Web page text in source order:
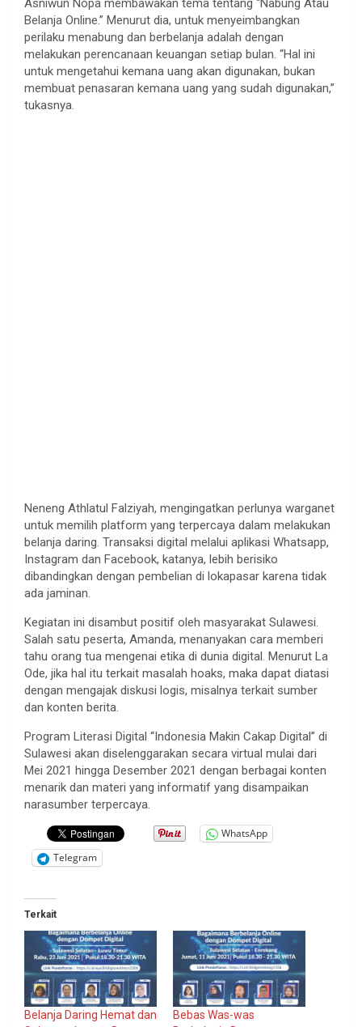
Asniwun Nopa membawakan tema tentang “Nabung Atau
Belanja Online.” Menurut dia, untuk menyeimbangkan
perilaku menabung dan berbelanja adalah dengan
melakukan perencanaan keuangan setiap bulan. “Hal ini
untuk mengetahui kemana uang akan digunakan, bukan
membuat penasaran kemana uang yang sudah digunakan,”
tukasnya.
Neneng Athlatul Falziyah, mengingatkan perlunya warganet
untuk memilih platform yang terpercaya dalam melakukan
belanja daring. Transaksi digital melalui aplikasi Whatsapp,
Instagram dan Facebook, katanya, lebih berisiko
dibandingkan dengan pembelian di lokapasar karena tidak
ada jaminan.
Kegiatan ini disambut positif oleh masyarakat Sulawesi.
Salah satu peserta, Amanda, menanyakan cara memberi
tahu orang tua mengenai etika di dunia digital. Menurut La
Ode, jika hal itu terkait masalah hoaks, maka dapat diatasi
dengan mengajak diskusi logis, misalnya terkait sumber
dan konten berita.
Program Literasi Digital “Indonesia Makin Cakap Digital” di
Sulawesi akan diselenggarakan secara virtual mulai dari
Mei 2021 hingga Desember 2021 dengan berbagai konten
menarik dan materi yang informatif yang disampaikan
narasumber terpercaya.
WhatsApp
Telegram
Terkait
Belanja Daring Hemat dan
Bebas Was-was